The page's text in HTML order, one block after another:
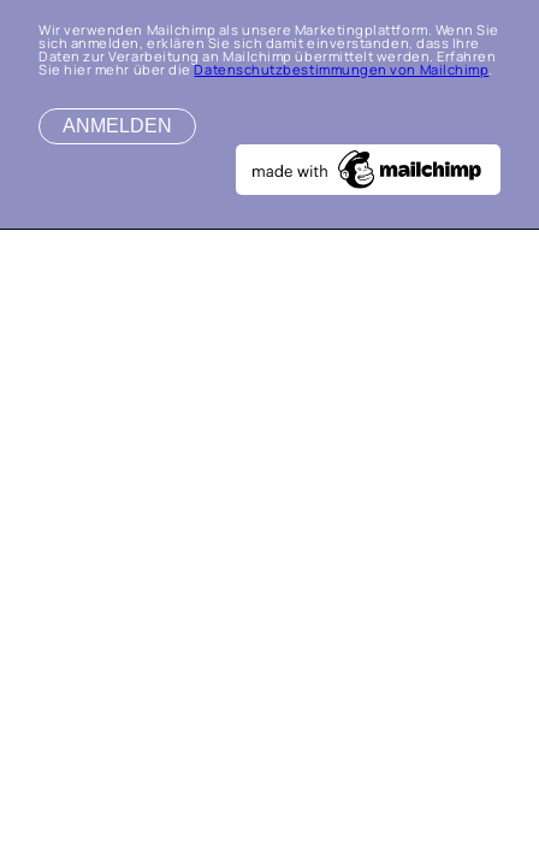
Wir verwenden Mailchimp als unsere Marketingplattform. Wenn Sie
sich anmelden, erklären Sie sich damit einverstanden, dass Ihre
Daten zur Verarbeitung an Mailchimp übermittelt werden. Erfahren
Sie hier mehr über dieDatenschutzbestimmungen von Mailchimp.